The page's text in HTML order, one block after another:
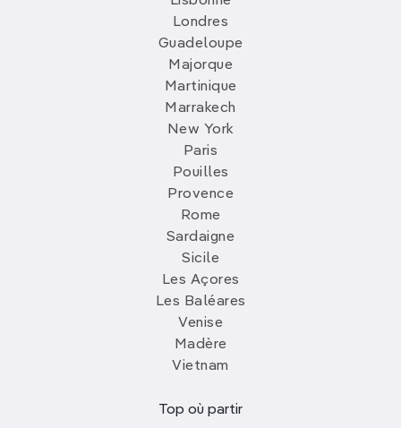
Londres
Guadeloupe
Majorque
Martinique
Marrakech
New York
Paris
Pouilles
Provence
Rome
Sardaigne
Sicile
Les Açores
Les Baléares
Venise
Madère
Vietnam
Top où partir